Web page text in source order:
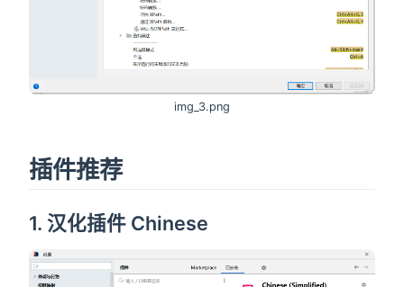
img_3.png
插件推荐
1. 汉化插件 Chinese